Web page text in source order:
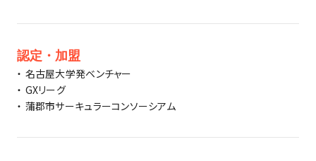
認定・加盟
・ 名古屋大学発ベンチャー
・ GXリーグ
・ 蒲郡市サーキュラーコンソーシアム